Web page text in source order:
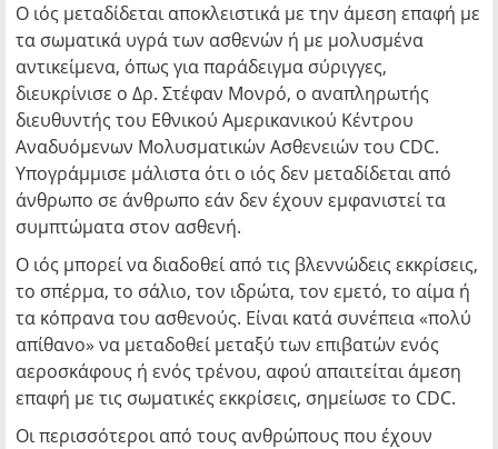
Ο ιός μεταδίδεται αποκλειστικά με την άμεση επαφή με
τα σωματικά υγρά των ασθενών ή με μολυσμένα
αντικείμενα, όπως για παράδειγμα σύριγγες,
διευκρίνισε ο Δρ. Στέφαν Μονρό, ο αναπληρωτής
διευθυντής του Εθνικού Αμερικανικού Κέντρου
Αναδυόμενων Μολυσματικών Ασθενειών του CDC.
Υπογράμμισε μάλιστα ότι ο ιός δεν μεταδίδεται από
άνθρωπο σε άνθρωπο εάν δεν έχουν εμφανιστεί τα
συμπτώματα στον ασθενή.
Ο ιός μπορεί να διαδοθεί από τις βλεννώδεις εκκρίσεις,
το σπέρμα, το σάλιο, τον ιδρώτα, τον εμετό, το αίμα ή
τα κόπρανα του ασθενούς. Είναι κατά συνέπεια «πολύ
απίθανο» να μεταδοθεί μεταξύ των επιβατών ενός
αεροσκάφους ή ενός τρένου, αφού απαιτείται άμεση
επαφή με τις σωματικές εκκρίσεις, σημείωσε το CDC.
Οι περισσότεροι από τους ανθρώπους που έχουν